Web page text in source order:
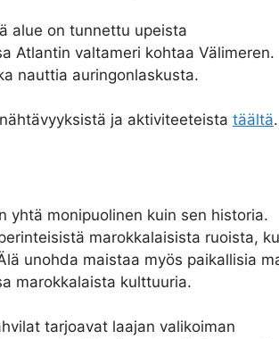
alue on tunnettu upeista
Atlantin valtameri kohtaa Välimeren.
nauttia auringonlaskusta.
ja aktiviteeteista täältä.
yhtä monipuolinen kuin sen historia.
marokkalaisista ruoista,
unohda maistaa myös paikallisia
marokkalaista kulttuuria.
tarjoavat laajan valikoiman